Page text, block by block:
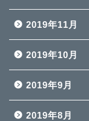
2019年11月
2019年10月
2019年9月
2019年8月